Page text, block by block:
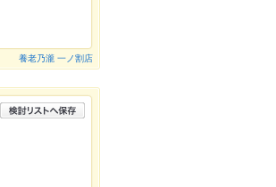
養老乃瀧 一ノ割店